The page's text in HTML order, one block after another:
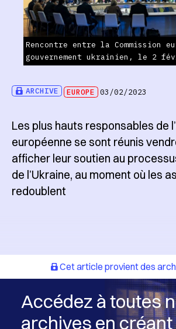
ARCHIVE EUROPE 03/02/2023
Rencontre entre la Commission
gouvernement ukrainien, le 2
Les plus hauts responsables de
européenne se sont réunis
afficher leur soutien au
de l’Ukraine, au moment où les
redoublent
Cet article provient des
Accédez à toutes
archives en créant